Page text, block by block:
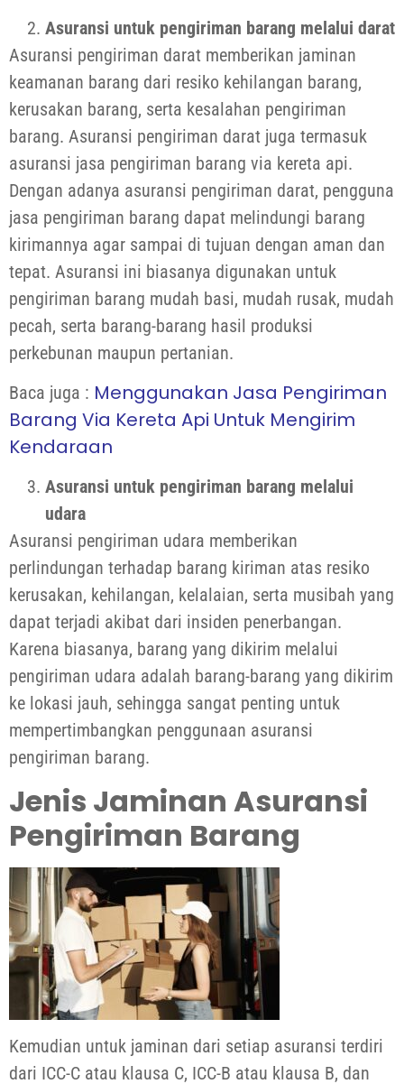
Asuransi untuk pengiriman barang melalui darat
Asuransi pengiriman darat memberikan jaminan
keamanan barang dari resiko kehilangan barang,
kerusakan barang, serta kesalahan pengiriman
barang. Asuransi pengiriman darat juga termasuk
asuransi jasa pengiriman barang via kereta api.
Dengan adanya asuransi pengiriman darat, pengguna
jasa pengiriman barang dapat melindungi barang
kirimannya agar sampai di tujuan dengan aman dan
tepat. Asuransi ini biasanya digunakan untuk
pengiriman barang mudah basi, mudah rusak, mudah
pecah, serta barang-barang hasil produksi
perkebunan maupun pertanian.
Baca juga : Menggunakan Jasa Pengiriman
Barang Via Kereta Api Untuk Mengirim
Kendaraan
Asuransi untuk pengiriman barang melalui
udara
Asuransi pengiriman udara memberikan
perlindungan terhadap barang kiriman atas resiko
kerusakan, kehilangan, kelalaian, serta musibah yang
dapat terjadi akibat dari insiden penerbangan.
Karena biasanya, barang yang dikirim melalui
pengiriman udara adalah barang-barang yang dikirim
ke lokasi jauh, sehingga sangat penting untuk
mempertimbangkan penggunaan asuransi
pengiriman barang.
Jenis Jaminan Asuransi
Pengiriman Barang
Kemudian untuk jaminan dari setiap asuransi terdiri
dari ICC-C atau klausa C, ICC-B atau klausa B, dan